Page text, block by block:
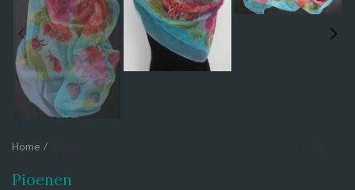
Home
Pioenen